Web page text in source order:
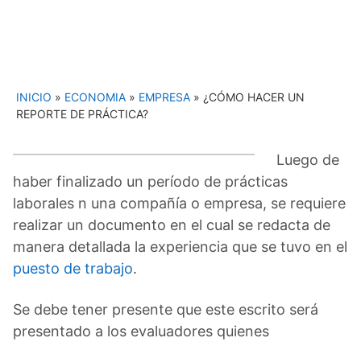
INICIO » ECONOMIA » EMPRESA » ¿CÓMO HACER UN
REPORTE DE PRÁCTICA?
Luego de
haber finalizado un período de prácticas
laborales n una compañía o empresa, se requiere
realizar un documento en el cual se redacta de
manera detallada la experiencia que se tuvo en el
puesto de trabajo.
Se debe tener presente que este escrito será
presentado a los evaluadores quienes